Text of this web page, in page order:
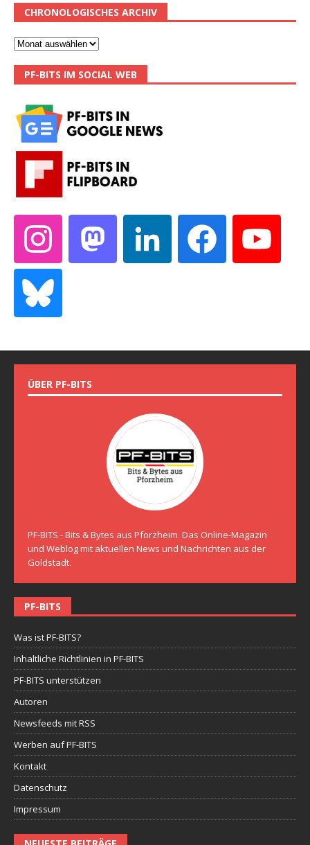
CHRONOLOGISCHES ARCHIV
PF-BITS IM SOCIAL WEB
ÜBER PF-BITS
PF-BITS - Bits & Bytes aus Pforzheim. Das Online-Magazin
und Weblog mit aktuellen News und Nachrichten aus der
Goldstadt.
PF-BITS
Was ist PF-BITS?
Inhaltliche Richtlinien in PF-BITS
PF-BITS unterstützen
Autoren
Newsfeeds mit RSS
Werben auf PF-BITS
Kontakt
Datenschutz
Impressum